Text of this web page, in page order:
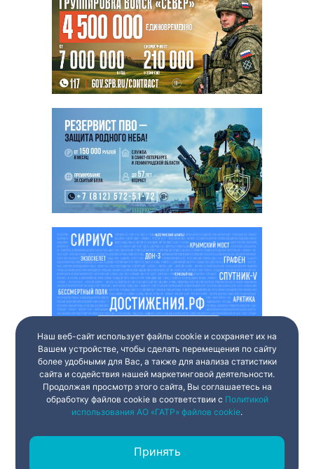
Наш веб-сайт использует файлы cookie и сохраняет их на
Вашем устройстве, чтобы сделать перемещения по сайту
более удобными для Вас, а также для анализа статистики
сайта и содействия нашей маркетинговой деятельности.
Продолжая просмотр этого сайта, Вы соглашаетесь на
обработку файлов cookie в соответствии с Политикой
использования АО «ГАТР» файлов cookie.
Принять